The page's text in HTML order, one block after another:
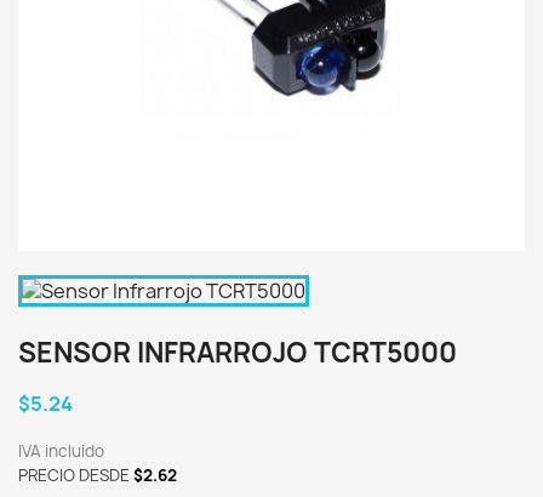
SENSOR INFRARROJO TCRT5000
$5.24
IVA incluido
PRECIO DESDE $2.62